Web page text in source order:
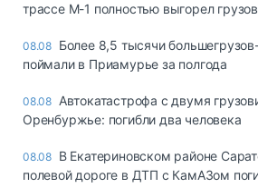
трассе М-1 полностью выгорел
08.08 Более 8,5 тысячи
поймали в Приамурье за полгода
08.08 Автокатастрофа с двумя
Оренбуржье: погибли два человека
08.08 В Екатериновском районе
полевой дороге в ДТП с КамАЗом